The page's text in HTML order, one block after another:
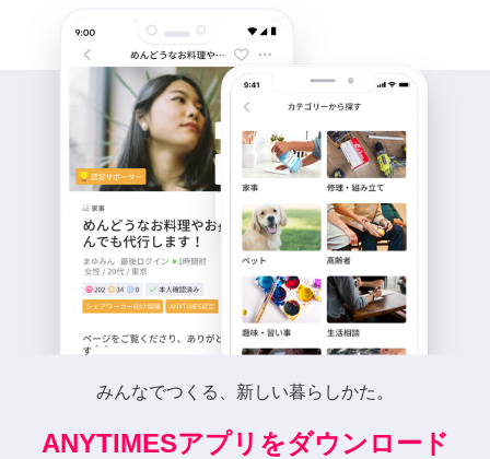
みんなでつくる、新しい暮らしかた。
ANYTIMESアプリをダウンロード